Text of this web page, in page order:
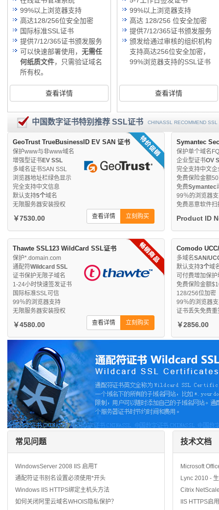
99%以上浏览器支持
高达128/256位安全加密
国际标准SSL证书
提供7/12/365证书颁发服务
可以快速部署使用， 无需任
何纸质文件，只需验证域名
所有权。
查看详情
99%以上浏览器支持
高达 128/256 位安全加密
提供7/12/365证书颁发服务
颁发给通过审核的组织机构
支持高达256位安全加密，
99%浏览器支持的SSL证书
查看详情
中国数字证书特别推荐 SSL证书 CHINASSL RECOMMEND SSL
GeoTrust TrueBusinessID EV SAN 证书
保护www与非www域名
增强型证书EV SSL
多域名证书SAN SSL
浏览器地址栏绿色显示
完全支持中文信息
默认支持5个域名
无限服务器安装授权
￥7530.00 查看详情 立刻购买
Symantec
保护单个域名
企业型证书OV
完全支持中文企
免费保险金额
免费Symantec
99％的浏览器
免费恶意软件扫
Product ID
Thawte SSL123 WildCard SSL证书
保护*.domain.com
通配符Wildcard SSL
证书保护无限子域名
1-24小时快速签发证书
国际标准SSL可信
99％的浏览器支持
无限服务器安装授权
￥4580.00 查看详情 立刻购买
Comodo
多域名SAN/
默认支持3个域
可付费增加保
免费保险金额
128/256位加密
99％的浏览器
证书丢失免费重
￥2856.00
常见问题
WindowsServer 2008 IIS 启用T
通配符证书别名设置必须使用*开头
Windows IIS HTTPS绑定主机头方法
如何关闭阿里云域名WHOIS隐私保护？
技术文档
Microsoft
Lync 2010 -
Citrix
IIS HTTPS启